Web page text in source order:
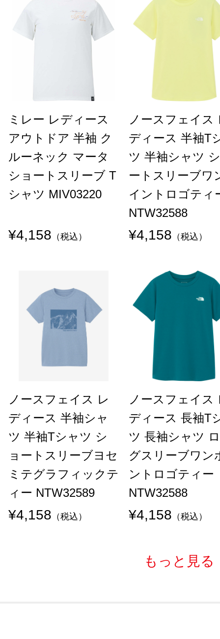
ミレー レディース
アウトドア 半袖 ク
ルーネック マータ
ショートスリーブ T
シャツ MIV03220
¥4,158 （税込）
ノースフェイス
ディース 半袖T
ツ 半袖シャツ
ートスリーブワ
イントロゴティ
NTW32588
¥4,158 （税込）
ノースフェイス レ
ディース 半袖シャ
ツ 半袖Tシャツ シ
ョートスリーブヨセ
ミテグラフィックテ
ィー NTW32589
¥4,158 （税込）
ノースフェイス
ディース 長袖T
ツ 長袖シャツ
グスリーブワン
ントロゴティー
NTW32588
¥4,158 （税込）
もっと見る